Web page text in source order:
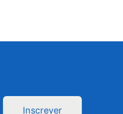
Inscrever